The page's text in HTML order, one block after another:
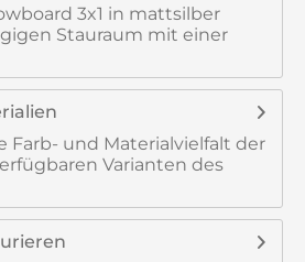
3x1 in mattsilber
Stauraum mit einer
Farb- und Materialvielfalt der
Varianten des